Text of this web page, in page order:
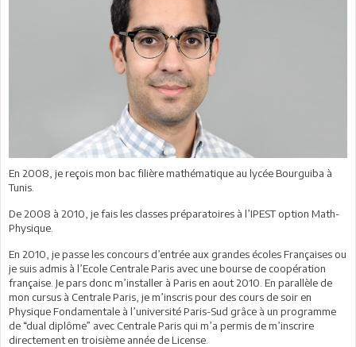
En 2008, je reçois mon bac filière mathématique au lycée Bourguiba à
Tunis.
De 2008 à 2010, je fais les classes préparatoires à l’IPEST option Math-
Physique.
En 2010, je passe les concours d’entrée aux grandes écoles Françaises ou
je suis admis à l’Ecole Centrale Paris avec une bourse de coopération
française. Je pars donc m’installer à Paris en aout 2010. En parallèle de
mon cursus à Centrale Paris, je m’inscris pour des cours de soir en
Physique Fondamentale à l’université Paris-Sud grâce à un programme
de “dual diplôme” avec Centrale Paris qui m’a permis de m’inscrire
directement en troisième année de License.